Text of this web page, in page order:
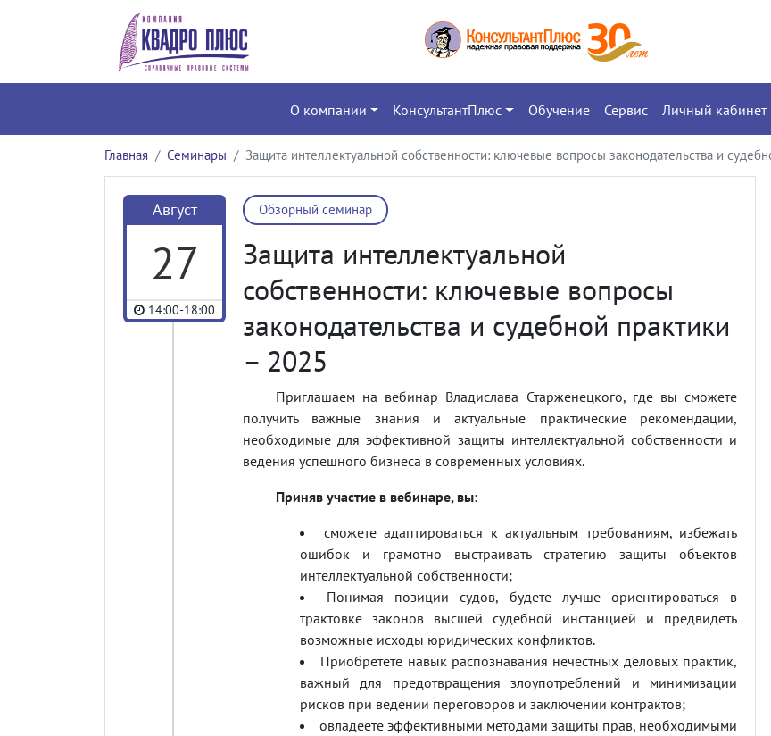
О компании КонсультантПлюс Обучение Сервис Личный кабинет
Главная Семинары Защита интеллектуальной собственности: ключевые вопросы законодательства и
Август
27
14:00-18:00
Обзорный семинар
Защита интеллектуальной
собственности: ключевые вопросы
законодательства и судебной практики
– 2025
Приглашаем на вебинар Владислава Старженецкого, где вы сможете
получить важные знания и актуальные практические рекомендации,
необходимые для эффективной защиты интеллектуальной собственности и
ведения успешного бизнеса в современных условиях.
Приняв участие в вебинаре, вы:
сможете адаптироваться к актуальным требованиям, избежать
ошибок и грамотно выстраивать стратегию защиты объектов
интеллектуальной собственности;
Понимая позиции судов, будете лучше ориентироваться в
трактовке законов высшей судебной инстанцией и предвидеть
возможные исходы юридических конфликтов.
Приобретете навык распознавания нечестных деловых практик,
важный для предотвращения злоупотреблений и минимизации
рисков при ведении переговоров и заключении контрактов;
овладеете эффективными методами защиты прав, необходимыми